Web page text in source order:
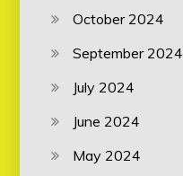
October 2024
September 2024
July 2024
June 2024
May 2024